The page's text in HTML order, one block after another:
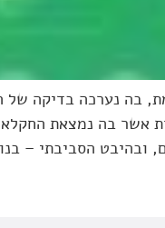
בה נערכה בדיקה של
אשר בה נמצאת
ובהיבט הסביבתי –